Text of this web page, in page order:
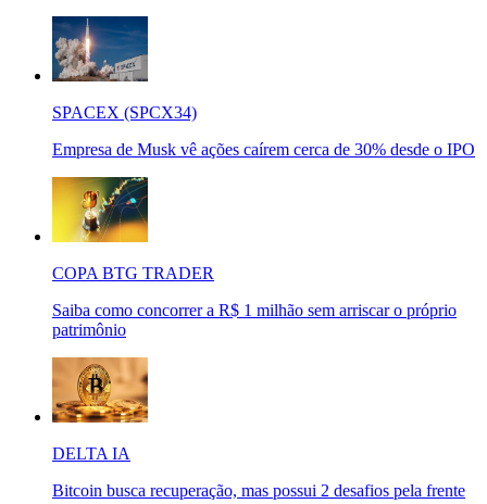
SPACEX (SPCX34)
Empresa de Musk vê ações caírem cerca de 30% desde o IPO
COPA BTG TRADER
Saiba como concorrer a R$ 1 milhão sem arriscar o próprio
patrimônio
DELTA IA
Bitcoin busca recuperação, mas possui 2 desafios pela frente